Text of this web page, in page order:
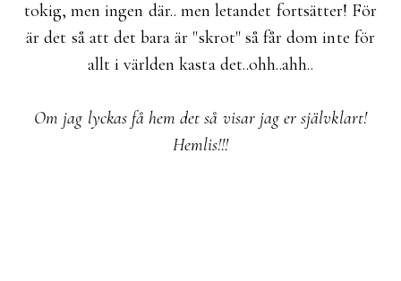
tokig, men ingen där.. men letandet fortsätter! För
är det så att det bara är "skrot" så får dom inte för
allt i världen kasta det..ohh..ahh..
Om jag lyckas få hem det så visar jag er självklart!
Hemlis!!!